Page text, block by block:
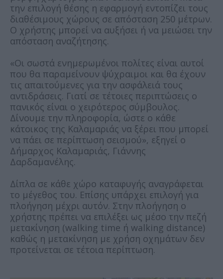
την επιλογή θέσης η εφαρμογή εντοπίζει τους
διαθέσιμους χώρους σε απόσταση 250 μέτρων.
Ο χρήστης μπορεί να αυξήσει ή να μειώσει την
απόσταση αναζήτησης.
«Οι σωστά ενημερωμένοι πολίτες είναι αυτοί
που θα παραμείνουν ψύχραιμοι και θα έχουν
τις απαιτούμενες για την ασφάλειά τους
αντιδράσεις. Γιατί σε τέτοιες περιπτώσεις ο
πανικός είναι ο χειρότερος σύμβουλος.
Δίνουμε την πληροφορία, ώστε ο κάθε
κάτοικος της Καλαμαριάς να ξέρει που μπορεί
να πάει σε περίπτωση σεισμού», εξηγεί ο
Δήμαρχος Καλαμαριάς, Γιάννης
Δαρδαμανέλης.
Δίπλα σε κάθε χώρο καταφυγής αναγράφεται
το μέγεθος του. Επίσης υπάρχει επιλογή για
πλοήγηση μέχρι αυτόν. Στην πλοήγηση ο
χρήστης πρέπει να επιλέξει ως μέσο την πεζή
μετακίνηση (walking time ή walking distance)
καθώς η μετακίνηση με χρήση οχημάτων δεν
προτείνεται σε τέτοια περίπτωση.